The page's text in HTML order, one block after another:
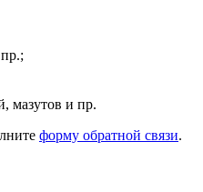
мазутов и пр.
форму обратной связи.